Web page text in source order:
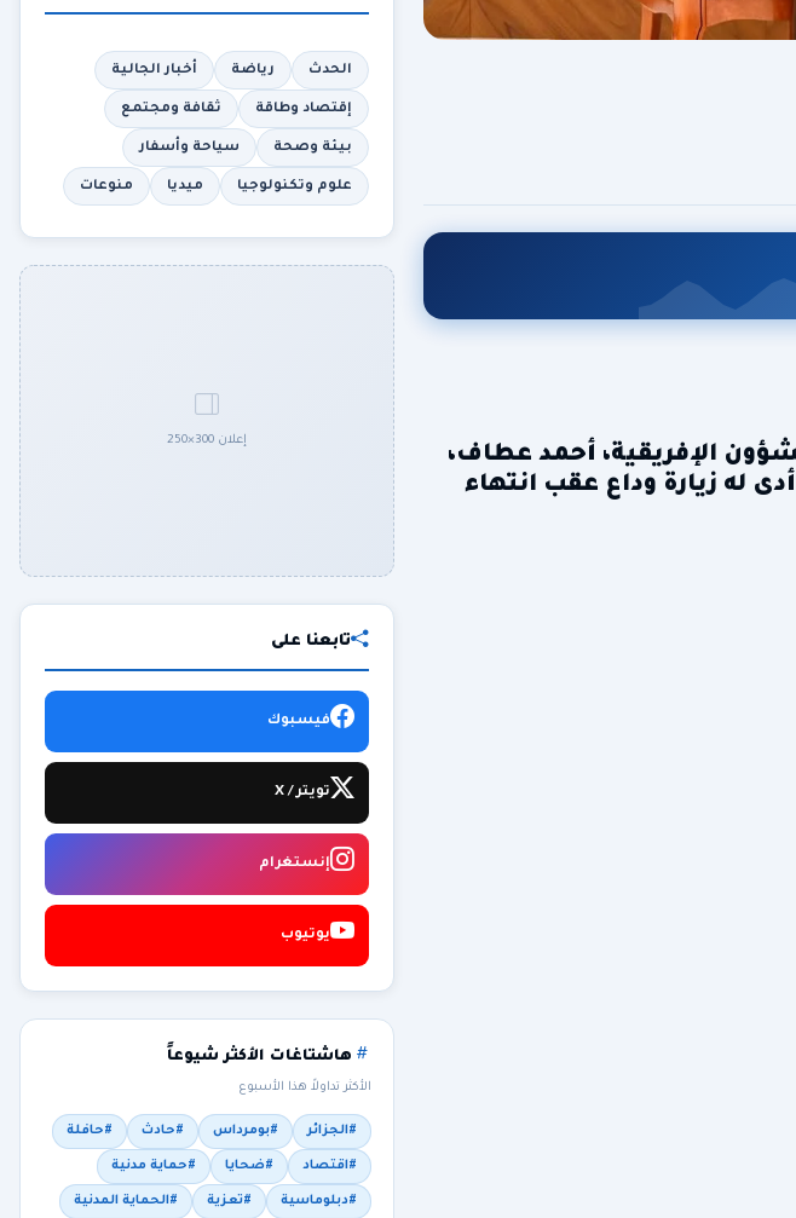
استقبل وزير الدولة، وزير الشؤون الخارجية والجالية الوطنية بالخارج والشؤون الإفريقية، ‎أحمد عطاف،
له زيارة وداع عقب انتهاء
الحدث رياضة أخبار الجالية
إقتصاد وطاقة ثقافة ومجتمع
بيئة وصحة سياحة وأسفار
علوم وتكنولوجيا ميديا منوعات
إعلان 300×250
تابعنا على
فيسبوك
تويتر / X
إنستغرام
يوتيوب
هاشتاغات الأكثر شيوعاً
الأكثر تداولاً هذا الأسبوع
#الجزائر #بومرداس #حادث #حافلة
#اقتصاد #ضحايا #حماية مدنية
#دبلوماسية #تعزية #الحماية المدنية